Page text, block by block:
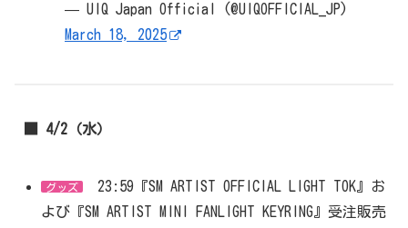
— UIQ Japan Official (@UIQOFFICIAL_JP)
March 18, 2025
■ 4/2（水）
グッズ
23:59『SM ARTIST OFFICIAL LIGHT TOK』お
よび『SM ARTIST MINI FANLIGHT KEYRING』受注販売